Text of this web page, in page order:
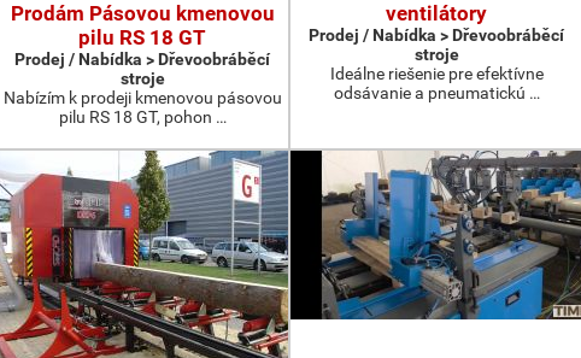
Prodám Pásovou kmenovou
pilu RS 18 GT
Prodej / Nabídka > Dřevoobráběcí
stroje
Nabízím k prodeji kmenovou pásovou
pilu RS 18 GT, pohon …
ventilátory
Prodej / Nabídka > Dřevoobráběcí
stroje
Ideálne riešenie pre efektívne
odsávanie a pneumatickú …